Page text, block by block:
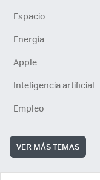
Espacio
Energía
Apple
Inteligencia artificial
Empleo
VER MÁS TEMAS